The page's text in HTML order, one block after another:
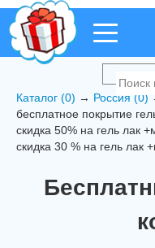
Каталог (0) → Россия (0)
бесплатное покрытие
скидка 50% на гель лак
скидка 30 % на гель лак